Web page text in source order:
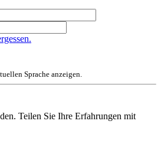
Sprache anzeigen.
Teilen Sie Ihre Erfahrungen mit